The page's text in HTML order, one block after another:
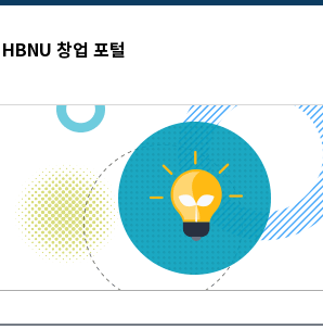
HBNU 창업 포털